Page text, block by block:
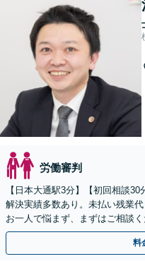
労働審判
【日本大通駅3分】【初回相談
解決実績多数あり。未払い残業
お一人で悩まず、まずはご相談
に粘り強く交渉【当日・夜間・
料